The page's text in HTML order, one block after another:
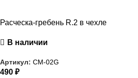
Расческа-гребень R.2 в чехле
В наличии
Артикул: CM-02G
490 ₽